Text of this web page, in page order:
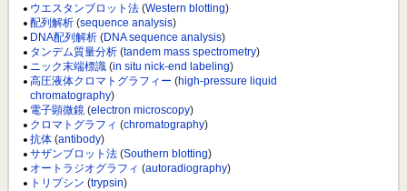
ウエスタンブロット法 (Western blotting)
配列解析 (sequence analysis)
DNA配列解析 (DNA sequence analysis)
タンデム質量分析 (tandem mass spectrometry)
ニック末端標識 (in situ nick-end labeling)
高圧液体クロマトグラフィー (high-pressure liquid
chromatography)
電子顕微鏡 (electron microscopy)
クロマトグラフィ (chromatography)
抗体 (antibody)
サザンブロット法 (Southern blotting)
オートラジオグラフィ (autoradiography)
トリプシン (trypsin)